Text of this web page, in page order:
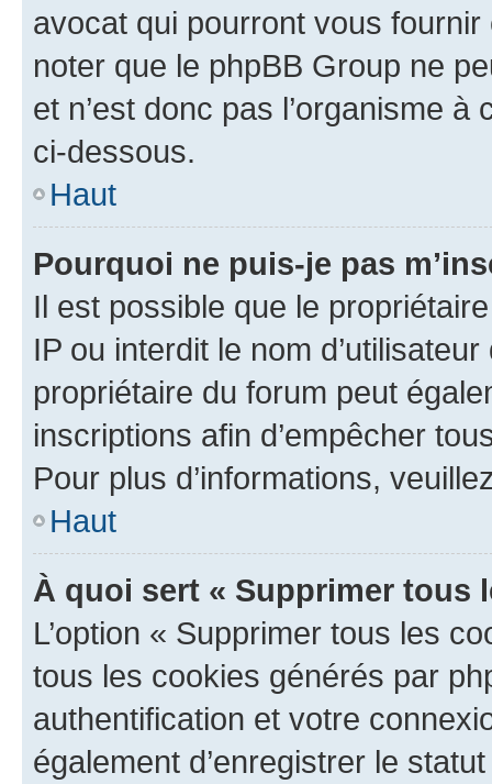
avocat qui pourront vous
noter que le phpBB Group ne
et n’est donc pas l’organisme
ci-dessous.
Haut
Pourquoi ne puis-je pas
Il est possible que le
IP ou interdit le nom
propriétaire du forum peut
inscriptions afin d’empêcher
Pour plus d’informations,
Haut
À quoi sert « Supprimer tous
L’option « Supprimer tous les
tous les cookies générés par
authentification et votre
également d’enregistrer le